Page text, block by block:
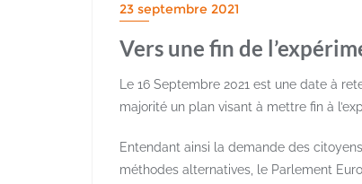
23 septembre 2021
Vers une fin de
Le 16 Septembre 2021 est une date à
majorité un plan visant à mettre fin à
Entendant ainsi la demande des
méthodes alternatives, le Parlement